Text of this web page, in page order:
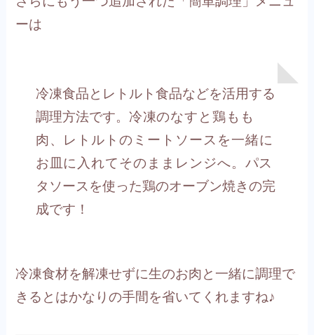
ーは
冷凍食品とレトルト食品などを活用する
調理方法です。 冷凍のなすと鶏もも
肉、レトルトのミートソースを一緒に
お皿に入れてそのままレンジへ。 パス
タソースを使った鶏のオーブン焼きの完
成です！
冷凍食材を解凍せずに生のお肉と一緒に調理で
きるとはかなりの手間を省いてくれますね♪